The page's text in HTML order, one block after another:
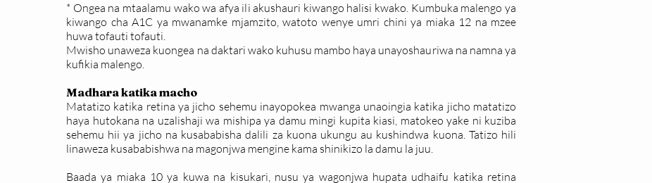
* Ongea na mtaalamu wako wa afya ili akushauri kiwango halisi kwako. Kumbuka malengo ya
kiwango cha A1C ya mwanamke mjamzito, watoto wenye umri chini ya miaka 12 na mzee
huwa tofauti tofauti.
Mwisho unaweza kuongea na daktari wako kuhusu mambo haya unayoshauriwa na namna ya
kufikia malengo.
Madhara katika macho
Matatizo katika retina ya jicho sehemu inayopokea mwanga unaoingia katika jicho matatizo
haya hutokana na uzalishaji wa mishipa ya damu mingi kupita kiasi, matokeo yake ni kuziba
sehemu hii ya jicho na kusababisha dalili za kuona ukungu au kushindwa kuona. Tatizo hili
linaweza kusababishwa na magonjwa mengine kama shinikizo la damu la juu.
Baada ya miaka 10 ya kuwa na kisukari, nusu ya wagonjwa hupata udhaifu katika retina